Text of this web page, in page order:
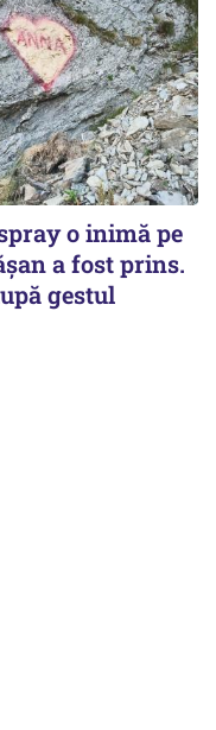
o inimă pe
a fost prins.
gestul